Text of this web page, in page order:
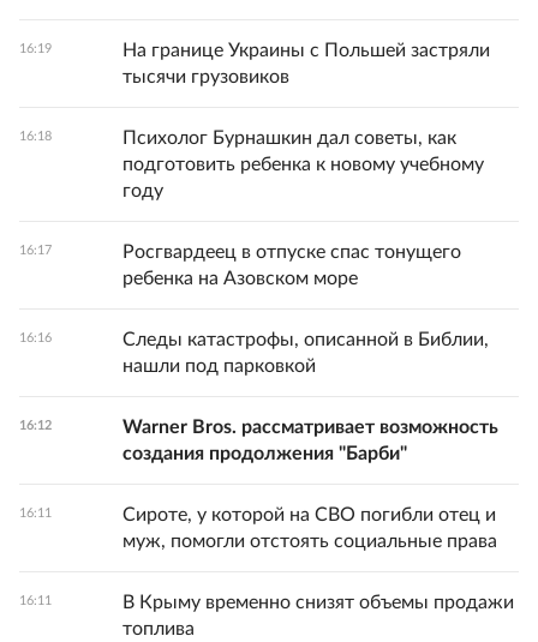
16:19
На границе Украины с Польшей застряли
тысячи грузовиков
16:18
Психолог Бурнашкин дал советы, как
подготовить ребенка к новому учебному
году
16:17
Росгвардеец в отпуске спас тонущего
ребенка на Азовском море
16:16
Следы катастрофы, описанной в Библии,
нашли под парковкой
16:12
Warner Bros. рассматривает возможность
создания продолжения "Барби"
16:11
Сироте, у которой на СВО погибли отец и
муж, помогли отстоять социальные права
16:11
В Крыму временно снизят объемы продажи
топлива